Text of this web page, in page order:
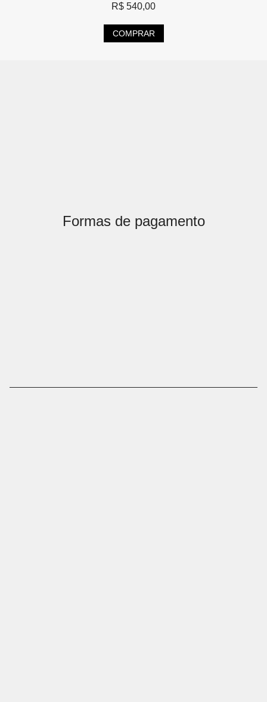
R$ 540,00
COMPRAR
Formas de pagamento